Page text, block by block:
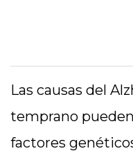
Las causas del
temprano
factores